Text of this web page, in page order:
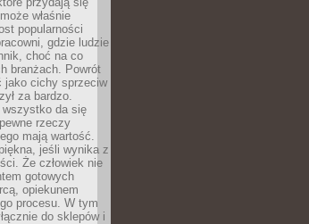
właśnie
popularności
gdzie ludzie
choć na co
branżach. Powrót
jako cichy sprzeciw
za bardzo.
wszystko da się
rzeczy
mają wartość.
jeśli wynika z
Że człowiek nie
gotowych
opiekunem
procesu. W tym
do sklepów i